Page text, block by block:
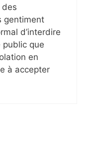
des
gentiment
d’interdire
public que
en
à accepter